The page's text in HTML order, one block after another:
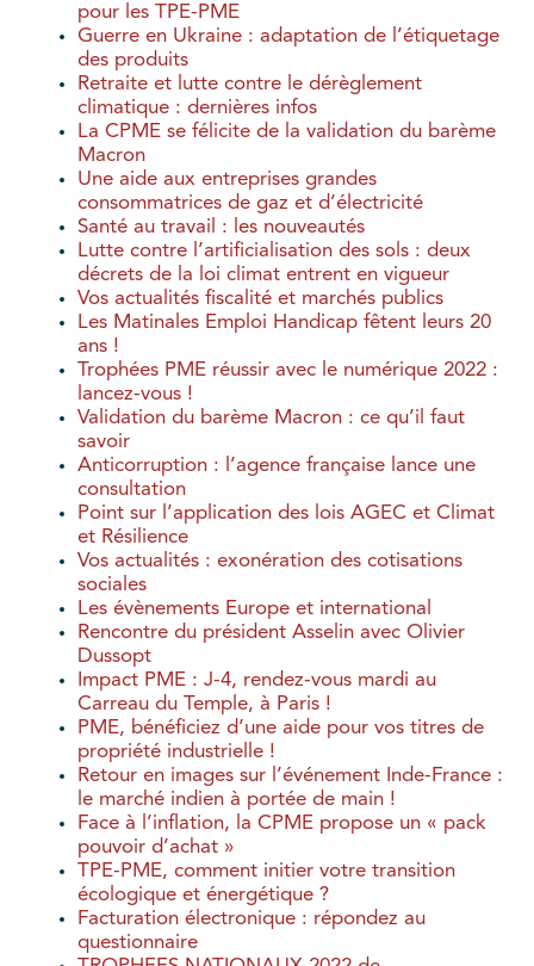
pour les TPE-PME
Guerre en Ukraine : adaptation de l’étiquetage
des produits
Retraite et lutte contre le dérèglement
climatique : dernières infos
La CPME se félicite de la validation du barème
Macron
Une aide aux entreprises grandes
consommatrices de gaz et d’électricité
Santé au travail : les nouveautés
Lutte contre l’artificialisation des sols : deux
décrets de la loi climat entrent en vigueur
Vos actualités fiscalité et marchés publics
Les Matinales Emploi Handicap fêtent leurs 20
ans !
Trophées PME réussir avec le numérique 2022 :
lancez-vous !
Validation du barème Macron : ce qu’il faut
savoir
Anticorruption : l’agence française lance une
consultation
Point sur l’application des lois AGEC et Climat
et Résilience
Vos actualités : exonération des cotisations
sociales
Les évènements Europe et international
Rencontre du président Asselin avec Olivier
Dussopt
Impact PME : J-4, rendez-vous mardi au
Carreau du Temple, à Paris !
PME, bénéficiez d’une aide pour vos titres de
propriété industrielle !
Retour en images sur l’événement Inde-France :
le marché indien à portée de main !
Face à l’inflation, la CPME propose un « pack
pouvoir d’achat »
TPE-PME, comment initier votre transition
écologique et énergétique ?
Facturation électronique : répondez au
questionnaire